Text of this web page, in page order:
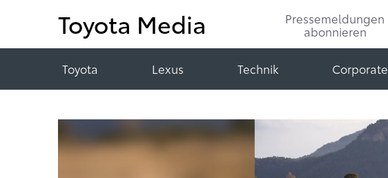
Toyota Media
Pressemeldungen
abonnieren
Toyota Lexus Technik Corporate